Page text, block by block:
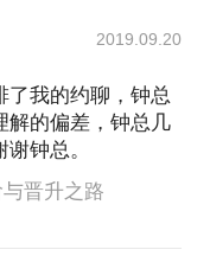
2019.09.20
了我的约聊，钟总
解的偏差，钟总几
钟总。
晋升之路